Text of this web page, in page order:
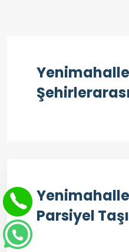
Parsiyel